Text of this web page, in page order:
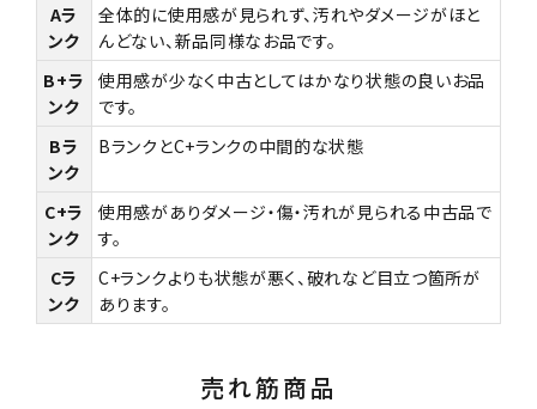
Aラ
ンク
全体的に使用感が見られず、汚れやダメージがほと
んどない、新品同様なお品です。
B+ラ
ンク
使用感が少なく中古としてはかなり状態の良いお品
です。
Bラ
ンク
BランクとC+ランクの中間的な状態
C+ラ
ンク
使用感がありダメージ・傷・汚れが見られる中古品で
す。
Cラ
ンク
C+ランクよりも状態が悪く、破れなど目立つ箇所が
あります。
売れ筋商品